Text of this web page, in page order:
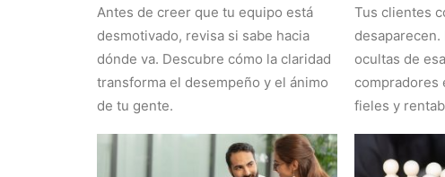
Antes de creer que tu equipo está
desmotivado, revisa si sabe hacia
dónde va. Descubre cómo la claridad
transforma el desempeño y el ánimo
de tu gente.
Tus clientes
ocultas de
compradores
fieles y